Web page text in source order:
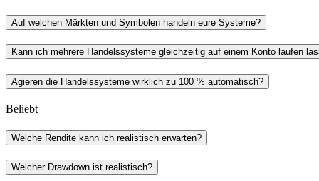
Auf welchen Märkten und Symbolen handeln eure Systeme?
Kann ich mehrere Handelssysteme gleichzeitig auf einem Konto laufen
Agieren die Handelssysteme wirklich zu 100 % automatisch?
Beliebt
Welche Rendite kann ich realistisch erwarten?
Welcher Drawdown ist realistisch?